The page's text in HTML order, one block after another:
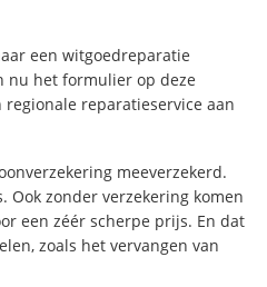
een witgoedreparatie
nu het formulier op deze
reparatieservice aan
meeverzekerd.
Ook zonder verzekering komen
een zéér scherpe prijs. En dat
zoals het vervangen van